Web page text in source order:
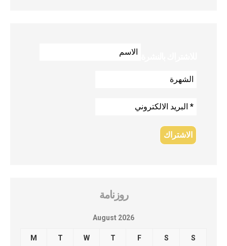
روزنامة
August 2026
M T W T F S S